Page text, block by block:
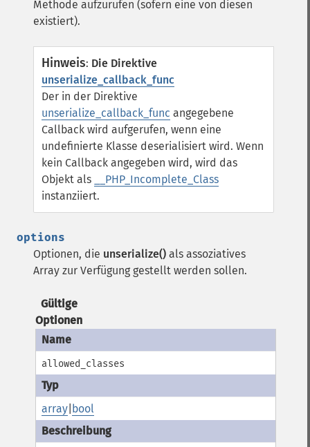
Methode aufzurufen (sofern eine von diesen
existiert).
Hinweis: Die Direktive
unserialize_callback_func
Der in der Direktive
unserialize_callback_func angegebene
Callback wird aufgerufen, wenn eine
undefinierte Klasse deserialisiert wird. Wenn
kein Callback angegeben wird, wird das
Objekt als
__PHP_Incomplete_Class
instanziiert.
options
Optionen, die unserialize() als assoziatives
Array zur Verfügung gestellt werden sollen.
Gültige
Optionen
allowed_classes
array bool